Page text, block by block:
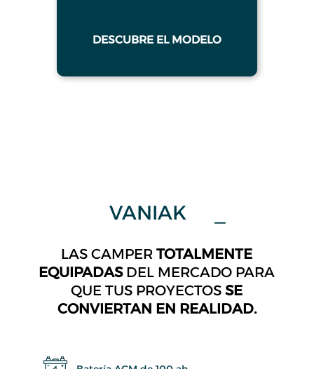
DESCUBRE EL MODELO
VANIAK
LAS CAMPER TOTALMENTE
EQUIPADASDEL MERCADO PARA
QUE TUS PROYECTOSSE
CONVIERTAN EN REALIDAD.